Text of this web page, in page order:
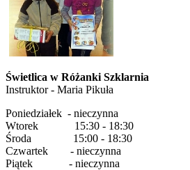
Świetlica w Różanki Szklarnia
Instruktor - Maria Pikuła
Poniedziałek - nieczynna
Wtorek 15:30 - 18:30
Środa 15:00 - 18:30
Czwartek - nieczynna
Piątek - nieczynna